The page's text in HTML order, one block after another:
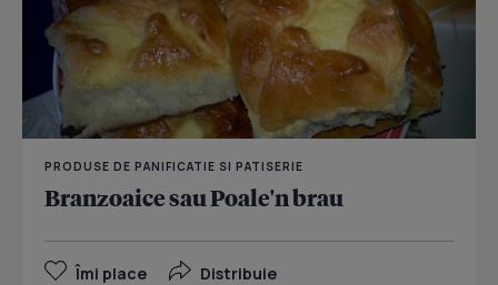
PRODUSE DE PANIFICATIE SI PATISERIE
Branzoaice sau Poale'n brau
Îmi place Distribuie